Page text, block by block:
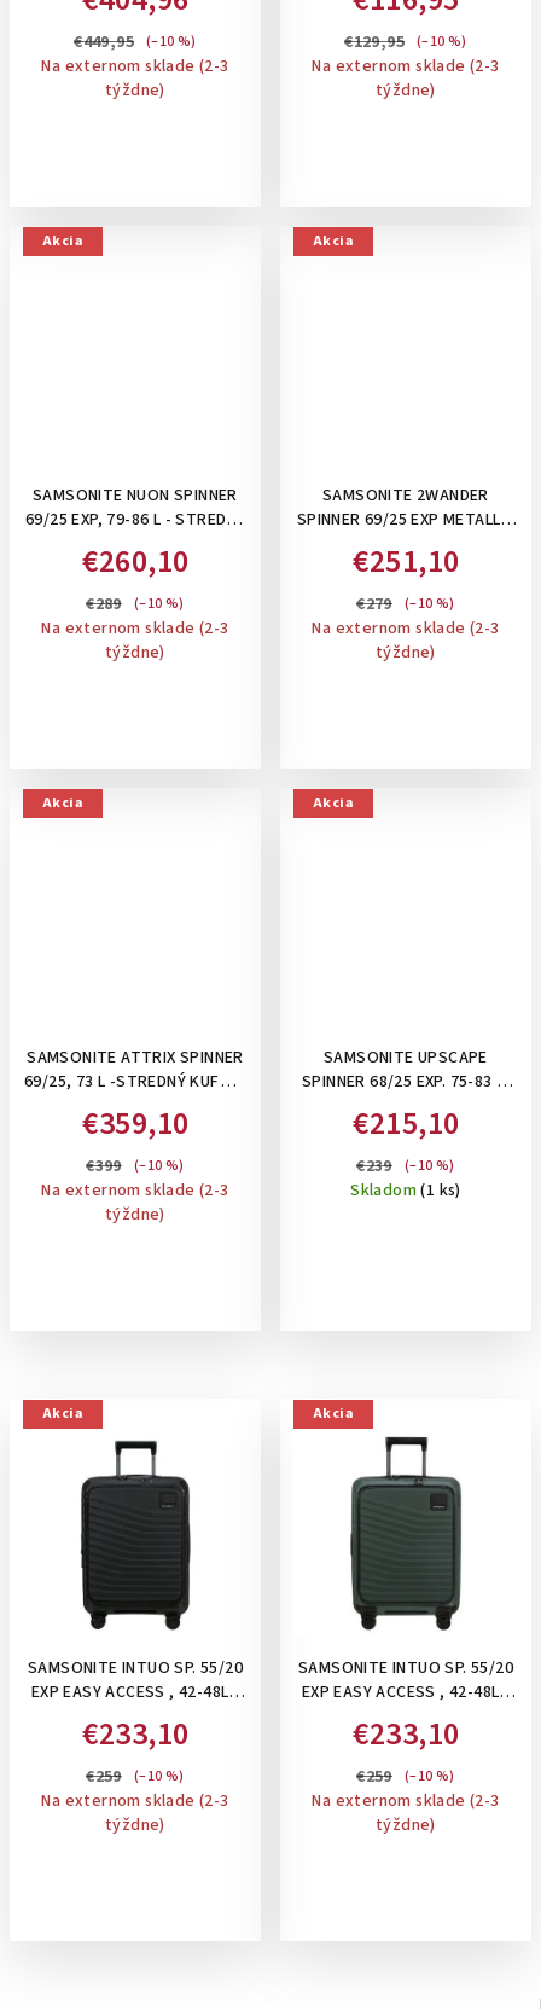
OFF WHITE
€449,95 (–10 %)
Na externom sklade (2-3
týždne)
NA 4 KOLIESKACH,
ROZŠÍRITEĽNÝ NA 91 L: PINK
GLITCH
€129,95 (–10 %)
Na externom sklade (2-3
týždne)
Akcia
SAMSONITE NUON SPINNER
69/25 EXP, 79-86 L - STREDNÝ
SILVER NUON
€260,10
€289 (–10 %)
Na externom sklade (2-3
týždne)
Akcia
SAMSONITE 2WANDER
SPINNER 69/25 EXP METALLIC
KUFOR, ROZŠÍRITEĽNÝ
€251,10
€279 (–10 %)
Na externom sklade (2-3
týždne)
Akcia
SAMSONITE ATTRIX SPINNER
69/25, 73 L -STREDNÝ KUFOR:
€359,10
€399 (–10 %)
Na externom sklade (2-3
týždne)
Akcia
SAMSONITE UPSCAPE
SPINNER 68/25 EXP. 75-83 L-
KUFOR: BLUE NIGHTS
€215,10
€239 (–10 %)
Skladom(1 ks)
Akcia
SAMSONITE INTUO SP. 55/20
EXP EASY ACCESS , 42-48L -
KUFOR S EXTRA ODDELENÍM
PRE NOTEBOOK: BLACK
€233,10
€259 (–10 %)
Na externom sklade (2-3
týždne)
Akcia
SAMSONITE INTUO SP. 55/20
EXP EASY ACCESS , 42-48L -
KUFOR S EXTRA ODDELENÍM
PRE NOTEBOOK: OLIVE
GREEN
€233,10
€259 (–10 %)
Na externom sklade (2-3
týždne)